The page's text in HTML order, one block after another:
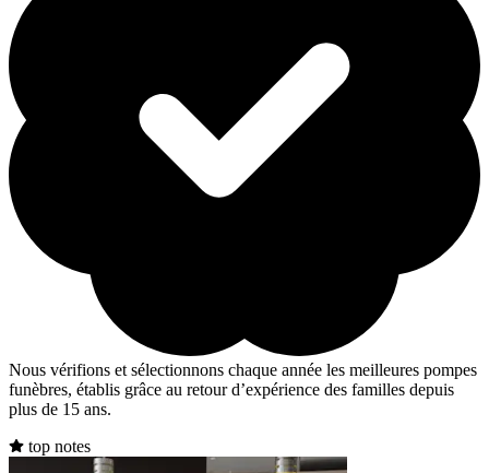
Nous vérifions et sélectionnons chaque année les meilleures pompes
funèbres, établis grâce au retour d’expérience des familles depuis
plus de 15 ans.
top notes